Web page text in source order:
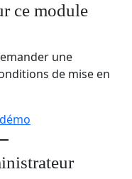
ce module
une
de mise en